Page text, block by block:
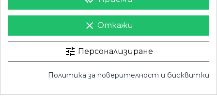
Контакти
Магазини
Право на отказ
clear Откажи
tune Персонализиране
Политика за поверителност и бисквитки